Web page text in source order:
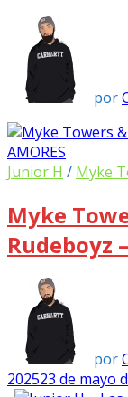
por
Junior H / Myke
Myke
Rudeboyz
por
202523 de mayo